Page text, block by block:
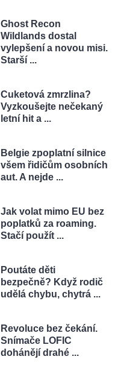
Ghost Recon
Wildlands dostal
vylepšení a novou misi.
Starší ...
Cuketová zmrzlina?
Vyzkoušejte nečekaný
letní hit a ...
Belgie zpoplatní silnice
všem řidičům osobních
aut. A nejde ...
Jak volat mimo EU bez
poplatků za roaming.
Stačí použít ...
Poutáte děti
bezpečně? Když rodič
udělá chybu, chytrá ...
Revoluce bez čekání.
Snímače LOFIC
dohánějí drahé ...